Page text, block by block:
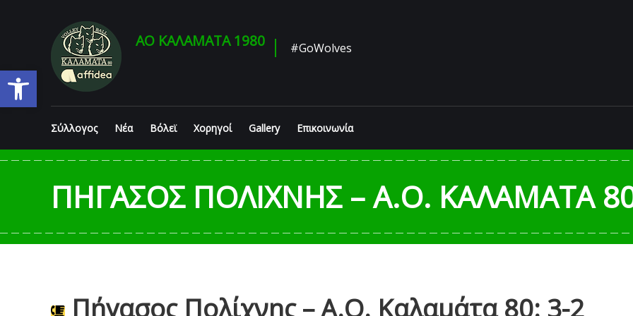
Ανοίξτε τη γραμμή εργαλείων
ΑΟ ΚΑΛΑΜΑΤΑ 1980 #GoWolves
Σύλλογος Νέα Βόλεϊ Χορηγοί Gallery Επικοινωνία
ΠΉΓΑΣΟΣ ΠΟΛΊΧΝΗΣ – Α.Ο. ΚΑΛΑΜΆΤΑ
Πήγασος Πολίχνης – Α.Ο. Καλαμάτα 80: 3-2